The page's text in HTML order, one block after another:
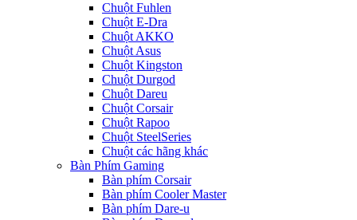
Chuột Fuhlen
Chuột E-Dra
Chuột AKKO
Chuột Asus
Chuột Kingston
Chuột Durgod
Chuột Dareu
Chuột Corsair
Chuột Rapoo
Chuột SteelSeries
Chuột các hãng khác
Bàn Phím Gaming
Bàn phím Corsair
Bàn phím Cooler Master
Bàn phím Dare-u